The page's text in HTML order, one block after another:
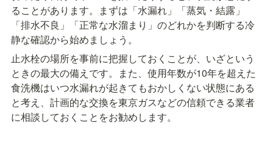
ることがあります。まずは「水漏れ」「蒸気・結露」
「排水不良」「正常な水溜まり」のどれかを判断する冷
静な確認から始めましょう。
止水栓の場所を事前に把握しておくことが、いざという
ときの最大の備えです。また、使用年数が10年を超えた
食洗機はいつ水漏れが起きてもおかしくない状態にある
と考え、計画的な交換を東京ガスなどの信頼できる業者
に相談しておくことをお勧めします。